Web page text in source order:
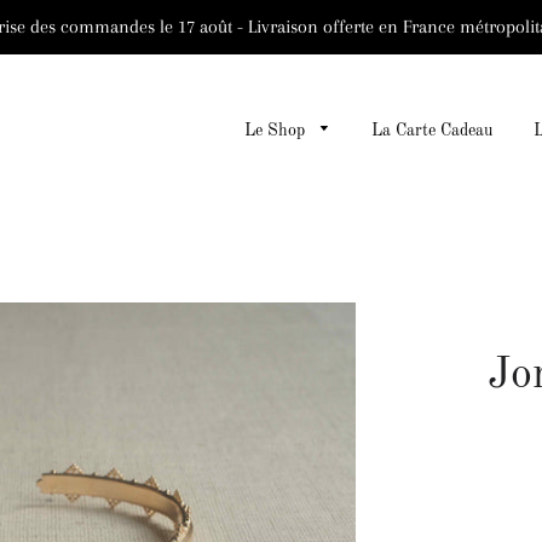
des commandes le 17 août - Livraison offerte en France
Le Shop La Carte Cadeau